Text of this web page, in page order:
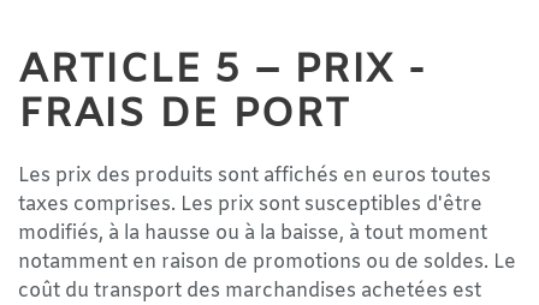
ARTICLE 5 – PRIX -
FRAIS DE PORT
Les prix des produits sont affichés en euros toutes
taxes comprises. Les prix sont susceptibles d'être
modifiés, à la hausse ou à la baisse, à tout moment
notamment en raison de promotions ou de soldes. Le
coût du transport des marchandises achetées est